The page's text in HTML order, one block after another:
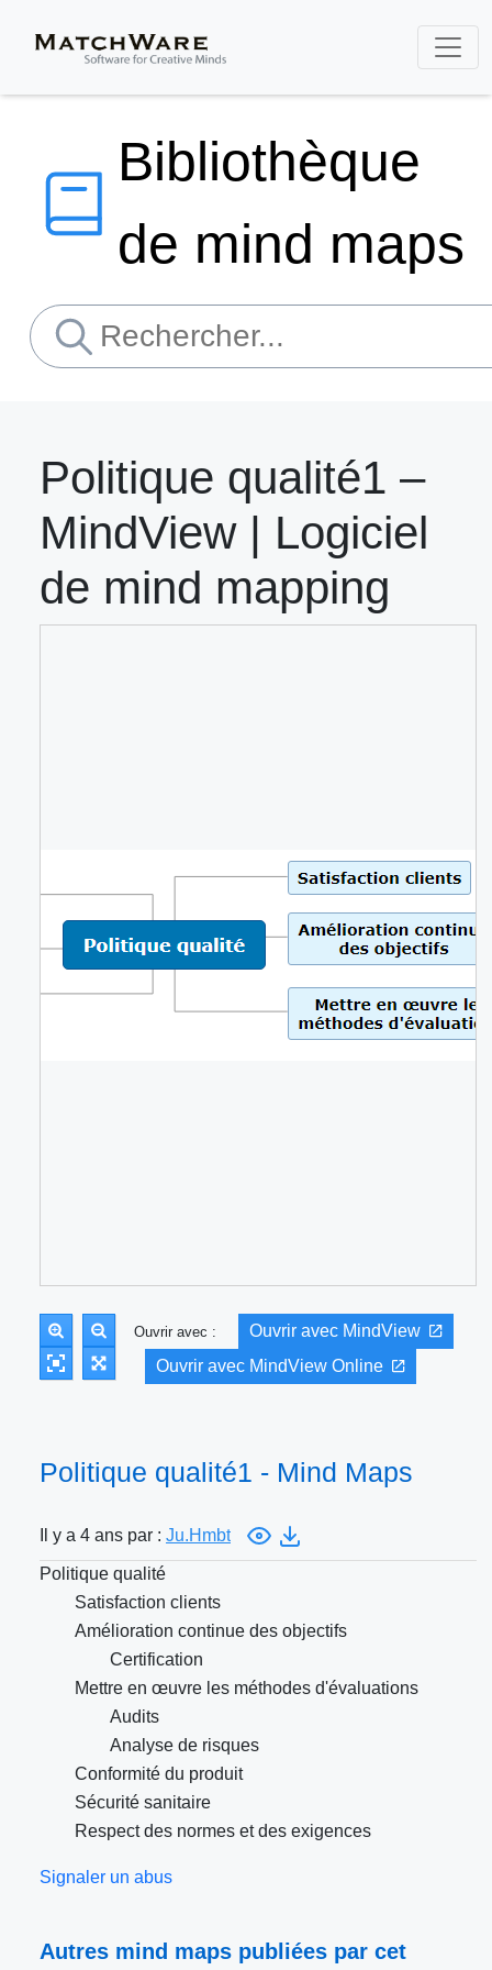
Bibliothèque
de mind maps
Politique qualité1 –
MindView | Logiciel
de mind mapping
Ouvrir avec :
Ouvrir avec MindView
Ouvrir avec MindView Online
Politique qualité1 - Mind Maps
Il y a 4 ans par : Ju.Hmbt
Politique qualité
Satisfaction clients
Amélioration continue des objectifs
Certification
Mettre en œuvre les méthodes d'évaluations
Audits
Analyse de risques
Conformité du produit
Sécurité sanitaire
Respect des normes et des exigences
Signaler un abus
Autres mind maps publiées par cet